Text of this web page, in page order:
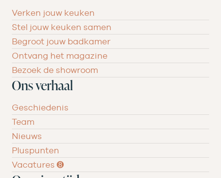
Verken jouw keuken
Stel jouw keuken samen
Begroot jouw badkamer
Ontvang het magazine
Bezoek de showroom
Ons verhaal
Geschiedenis
Team
Nieuws
Pluspunten
Vacatures ➑